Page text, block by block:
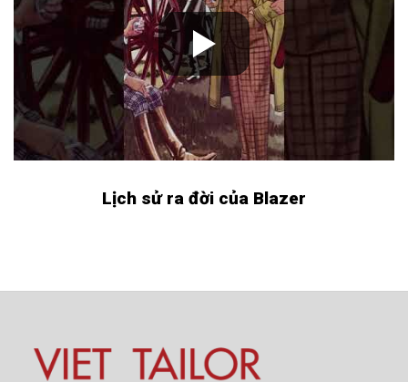
Lịch sử ra đời của Blazer